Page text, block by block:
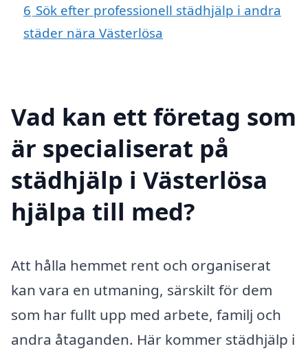
6 Sök efter professionell städhjälp i andra
städer nära Västerlösa
Vad kan ett företag som
är specialiserat på
städhjälp i Västerlösa
hjälpa till med?
Att hålla hemmet rent och organiserat
kan vara en utmaning, särskilt för dem
som har fullt upp med arbete, familj och
andra åtaganden. Här kommer städhjälp i